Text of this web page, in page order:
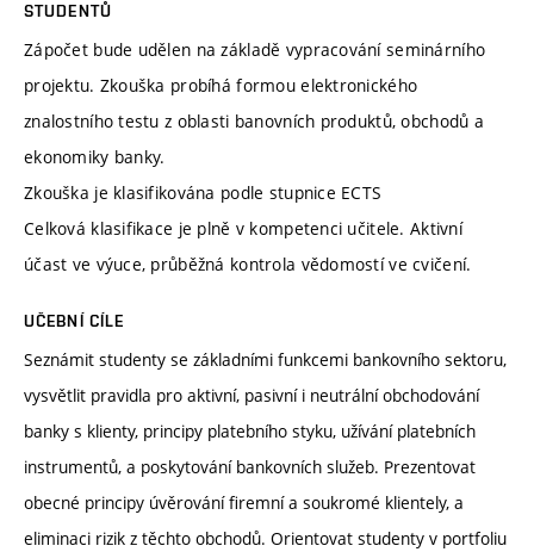
STUDENTŮ
Zápočet bude udělen na základě vypracování seminárního
projektu. Zkouška probíhá formou elektronického
znalostního testu z oblasti banovních produktů, obchodů a
ekonomiky banky.
Zkouška je klasifikována podle stupnice ECTS
Celková klasifikace je plně v kompetenci učitele. Aktivní
účast ve výuce, průběžná kontrola vědomostí ve cvičení.
UČEBNÍ CÍLE
Seznámit studenty se základními funkcemi bankovního sektoru,
vysvětlit pravidla pro aktivní, pasivní i neutrální obchodování
banky s klienty, principy platebního styku, užívání platebních
instrumentů, a poskytování bankovních služeb. Prezentovat
obecné principy úvěrování firemní a soukromé klientely, a
eliminaci rizik z těchto obchodů. Orientovat studenty v portfoliu